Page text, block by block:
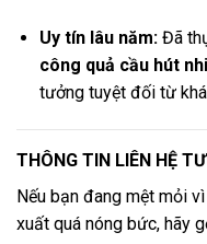
Uy tín lâu năm:Đã
công quả cầu hút
tưởng tuyệt đối từ
THÔNG TIN LIÊN HỆ
Nếu bạn đang mệt mỏi
xuất quá nóng bức, hãy